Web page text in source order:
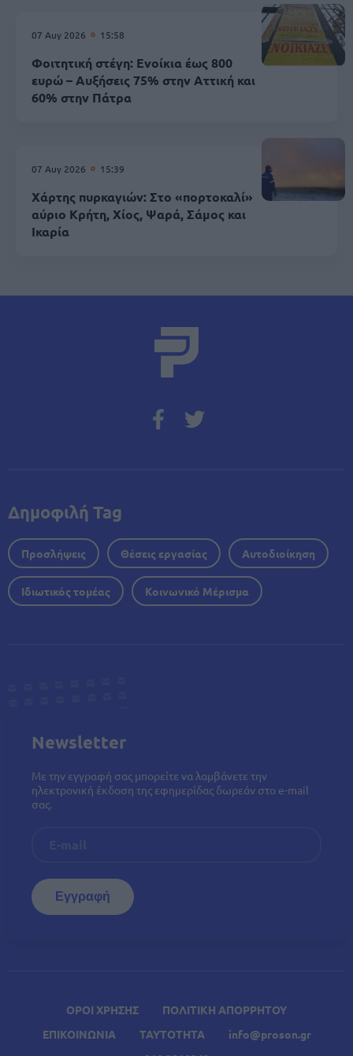
07 Αυγ 2026 15:58
Φοιτητική στέγη: Ενοίκια έως 800
ευρώ – Αυξήσεις 75% στην Αττική και
60% στην Πάτρα
07 Αυγ 2026 15:39
Χάρτης πυρκαγιών: Στο «πορτοκαλί»
αύριο Κρήτη, Χίος, Ψαρά, Σάμος και
Ικαρία
ΟΡΟΙ ΧΡΗΣΗΣ
ΠΟΛΙΤΙΚΗ ΑΠΟΡΡΗΤΟΥ
ΕΠΙΚΟΙΝΩΝΙΑ
ΤΑΥΤΟΤΗΤΑ
info@proson.gr
Δημοφιλή Tag
Προσλήψεις Θέσεις εργασίας Αυτοδιοίκηση
Ιδιωτικός τομέας Κοινωνικό Μέρισμα
Newsletter
Με την εγγραφή σας μπορείτε να λαμβάνετε την
ηλεκτρονική έκδοση της εφημερίδας δωρεάν στο e-mail
σας.